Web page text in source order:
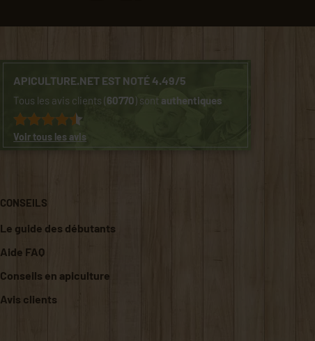
APICULTURE.NET EST NOTÉ 4.49/5
Tous les avis clients (60770) sont authentiques
Voir tous les avis
CONSEILS
Le guide des débutants
Aide FAQ
Conseils en apiculture
Avis clients